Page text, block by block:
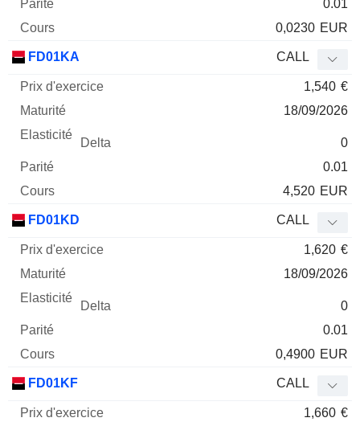
0.01
0,0230 EUR
FD01KA CALL
1,540 €
18/09/2026
0
0.01
4,520 EUR
FD01KD CALL
1,620 €
18/09/2026
0
0.01
0,4900 EUR
FD01KF CALL
1,660 €